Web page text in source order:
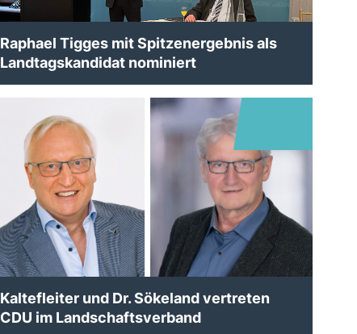
Raphael Tigges mit Spitzenergebnis als
Landtagskandidat nominiert
Kaltefleiter und Dr. Sökeland vertreten
CDU im Landschaftsverband